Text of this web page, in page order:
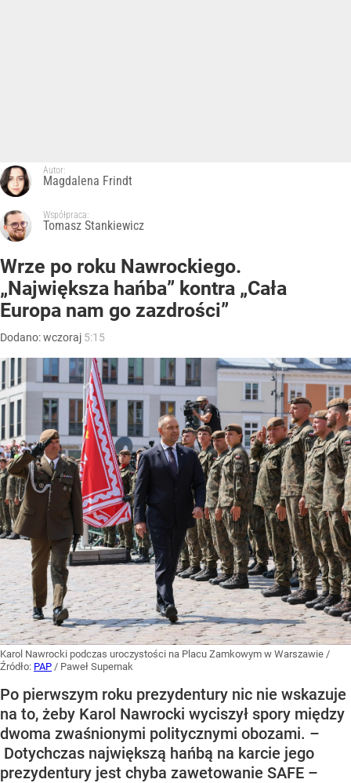
Autor:
Magdalena Frindt
Współpraca:
Tomasz Stankiewicz
Wrze po roku Nawrockiego.
„Największa hańba” kontra „Cała
Europa nam go zazdrości”
Dodano:wczoraj 5:15
Karol Nawrocki podczas uroczystości na Placu Zamkowym w Warszawie /
Źródło: PAP / Paweł Supernak
Po pierwszym roku prezydentury nic nie wskazuje
na to, żeby Karol Nawrocki wyciszył spory między
dwoma zwaśnionymi politycznymi obozami. –
Dotychczas największą hańbą na karcie jego
prezydentury jest chyba zawetowanie SAFE –